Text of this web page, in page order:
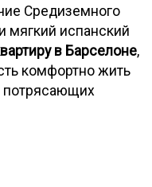
Средиземного
испанский
в Барселоне,
комфортно жить
потрясающих